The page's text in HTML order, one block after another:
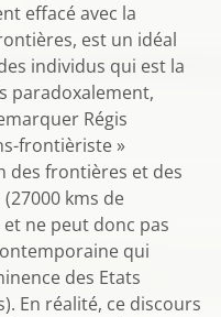
effacé avec la
est un idéal
individus qui est la
paradoxalement,
Régis
frontièriste »
des frontières et des
kms de
ne peut donc pas
qui
des Etats
En réalité, ce discours